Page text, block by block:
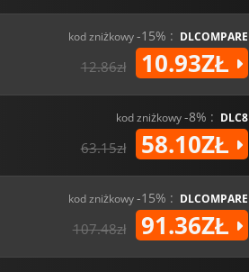
kod zniżkowy-15% : DLCOMPARE
12.86zł 10.93ZŁ
kod zniżkowy-8% : DLC8
63.15zł 58.10ZŁ
kod zniżkowy-15% : DLCOMPARE
107.48zł 91.36ZŁ